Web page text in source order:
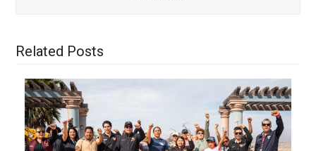
Related Posts